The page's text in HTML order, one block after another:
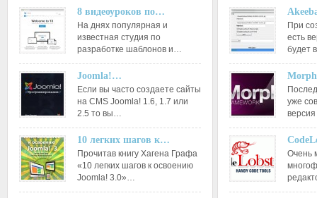
8 видеоуроков по…
На днях популярная и
известная студия по
разработке шаблонов и…
Joomla!…
Если вы часто создаете сайты
на CMS Joomla! 1.6, 1.7 или
2.5 то вы…
10 легких шагов к…
Прочитав книгу Хагена Графа
«10 легких шагов к освоению
Joomla! 3.0»…
При
есть
будет
уже
Очень